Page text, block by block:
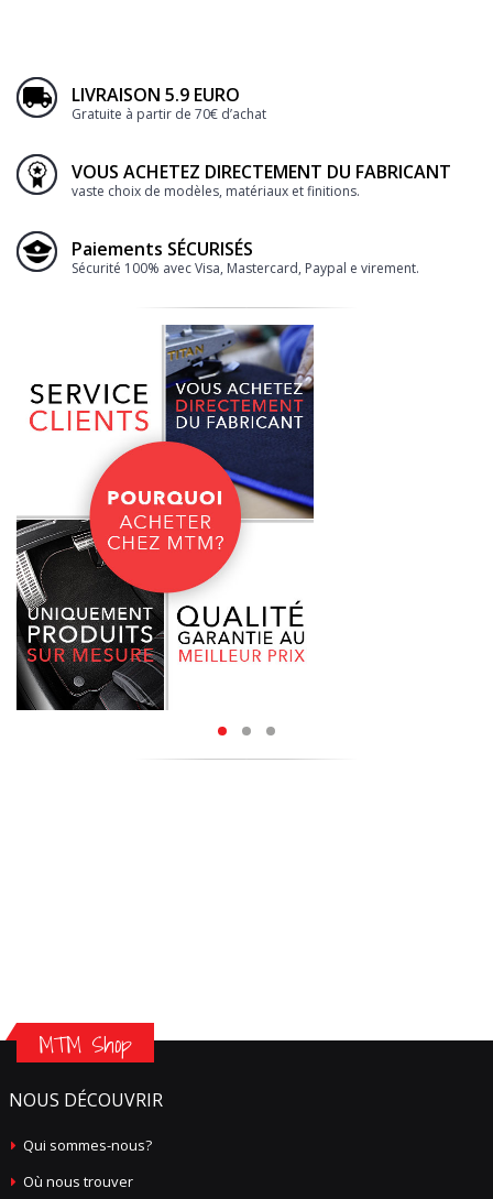
LIVRAISON 5.9 EURO
Gratuite à partir de 70€ d’achat
VOUS ACHETEZ DIRECTEMENT DU FABRICANT
vaste choix de modèles, matériaux et finitions.
Paiements SÉCURISÉS
Sécurité 100% avec Visa, Mastercard, Paypal e virement.
MTM Shop
NOUS DÉCOUVRIR
Qui sommes-nous?
Où nous trouver